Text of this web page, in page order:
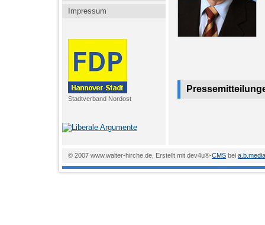
Impressum
Stadtverband Nordost
© 2007 www.walter-hirche.de, Erstellt mit dev4u®-CMS bei a.b.media